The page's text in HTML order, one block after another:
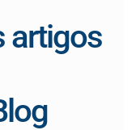
artigos